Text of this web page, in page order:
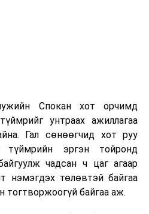
Спокан хот орчимд
унтраах ажиллагаа
Гал сөнөөгчид хот руу
эргэн тойронд
чадсан ч цаг агаар
нэмэгдэх төлөвтэй байгаа
тогтворжоогүй байгаа аж.